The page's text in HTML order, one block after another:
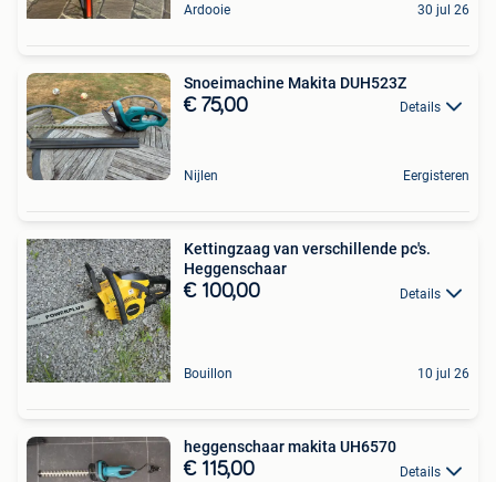
Ardooie 30 jul 26
Snoeimachine Makita DUH523Z
€ 75,00 Details
Nijlen Eergisteren
Kettingzaag van verschillende pc's.
Heggenschaar
€ 100,00 Details
Bouillon 10 jul 26
heggenschaar makita UH6570
€ 115,00 Details